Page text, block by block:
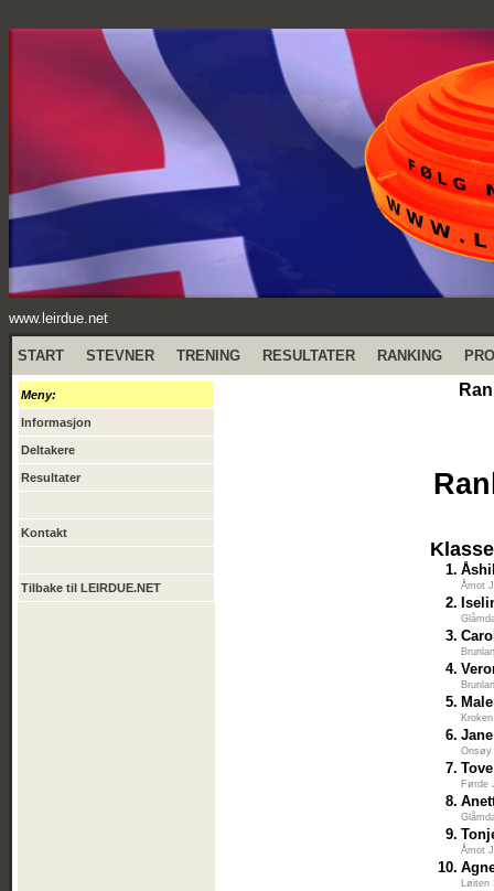
www.leirdue.net
START STEVNER TRENING RESULTATER RANKING
Meny:
Informasjon
Deltakere
Resultater
Kontakt
Tilbake til LEIRDUE.NET
1.
Åmot
2.
3.
4.
5.
6.
7.
Førde
8.
9.
Åmot
10.
Løiten